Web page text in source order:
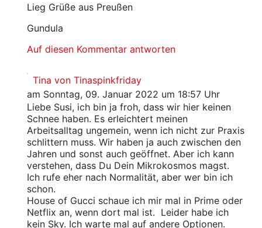
Lieg Grüße aus Preußen
Gundula
Auf diesen Kommentar antworten
Tina von Tinaspinkfriday
am Sonntag, 09. Januar 2022 um 18:57 Uhr
Liebe Susi, ich bin ja froh, dass wir hier keinen
Schnee haben. Es erleichtert meinen
Arbeitsalltag ungemein, wenn ich nicht zur Praxis
schlittern muss. Wir haben ja auch zwischen den
Jahren und sonst auch geöffnet. Aber ich kann
verstehen, dass Du Dein Mikrokosmos magst.
Ich rufe eher nach Normalität, aber wer bin ich
schon.
House of Gucci schaue ich mir mal in Prime oder
Netflix an, wenn dort mal ist. Leider habe ich
kein Sky. Ich warte mal auf andere Optionen.